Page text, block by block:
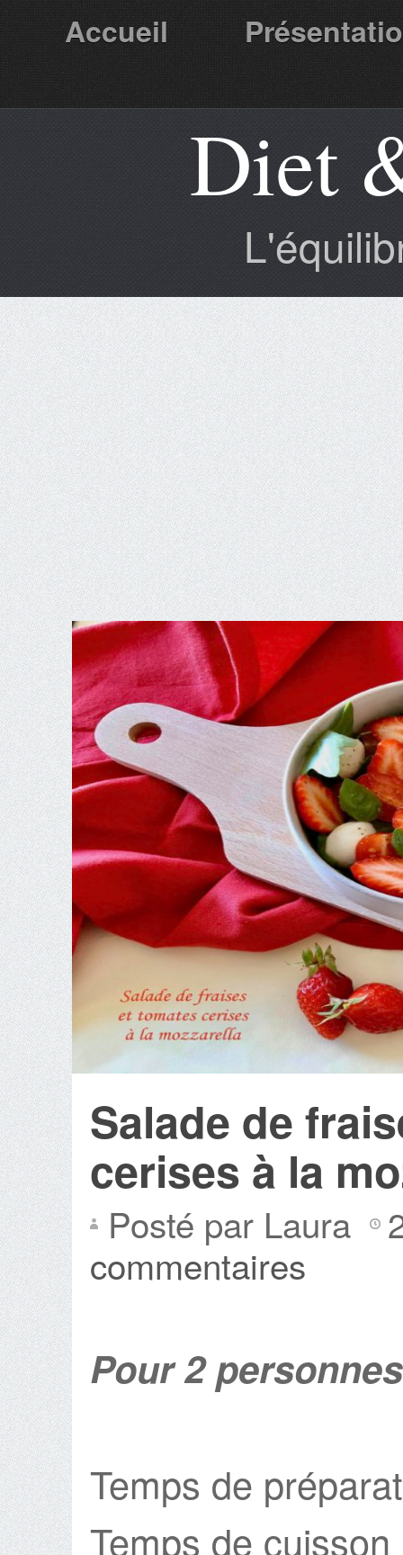
Accueil
Partenaires Diet
Salade de
cerises à la
Posté par Laura
commentaires
Pour 2 personnes
Temps de
Temps de